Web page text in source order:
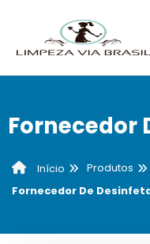
Fornecedor
Início Produtos
Fornecedor De